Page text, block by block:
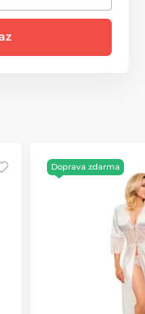
Doprava zdarma